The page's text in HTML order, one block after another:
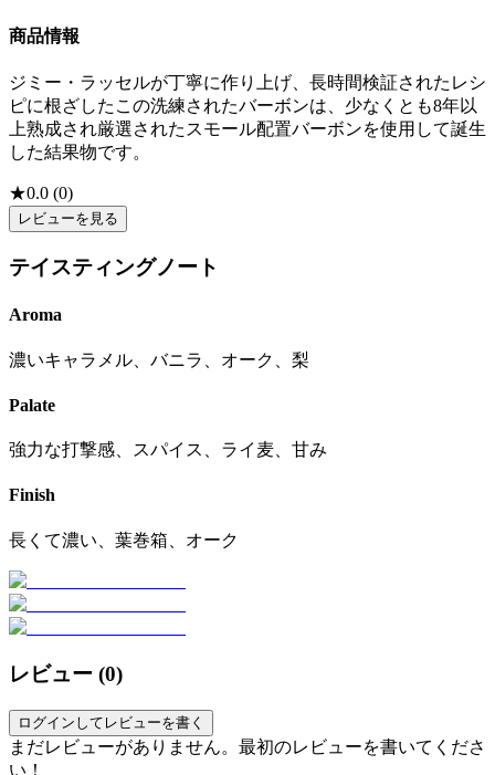
商品情報
ジミー・ラッセルが丁寧に作り上げ、長時間検証されたレシ
ピに根ざしたこの洗練されたバーボンは、少なくとも8年以
上熟成され厳選されたスモール配置バーボンを使用して誕生
した結果物です。
★0.0 (0)
レビューを見る
テイスティングノート
Aroma
濃いキャラメル、バニラ、オーク、梨
Palate
強力な打撃感、スパイス、ライ麦、甘み
Finish
長くて濃い、葉巻箱、オーク
レビュー (0)
ログインしてレビューを書く
まだレビューがありません。最初のレビューを書いてくださ
い！